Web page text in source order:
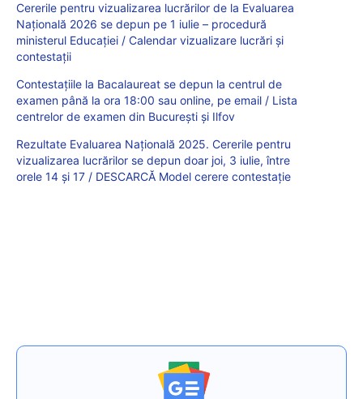
Cererile pentru vizualizarea lucrărilor de la Evaluarea
Națională 2026 se depun pe 1 iulie – procedură
ministerul Educației / Calendar vizualizare lucrări și
contestații
Contestațiile la Bacalaureat se depun la centrul de
examen până la ora 18:00 sau online, pe email / Lista
centrelor de examen din București și Ilfov
Rezultate Evaluarea Națională 2025. Cererile pentru
vizualizarea lucrărilor se depun doar joi, 3 iulie, între
orele 14 și 17 / DESCARCĂ Model cerere contestație